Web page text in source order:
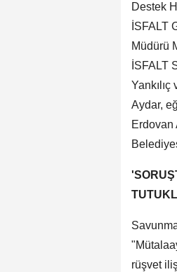
Destek
İSFALT
Müdürü
İSFALT
Aydar,
Erdovan
rüşvet